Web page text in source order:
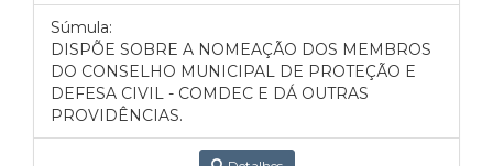
Súmula:
DISPÕE SOBRE A NOMEAÇÃO DOS MEMBROS
DO CONSELHO MUNICIPAL DE PROTEÇÃO E
DEFESA CIVIL - COMDEC E DÁ OUTRAS
PROVIDÊNCIAS.